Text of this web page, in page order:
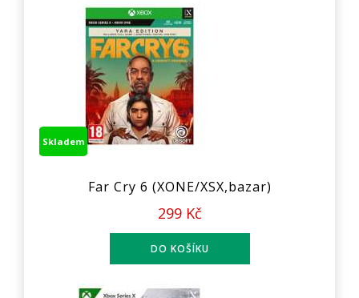
Skladem
Far Cry 6 (XONE/XSX,bazar)
299 Kč